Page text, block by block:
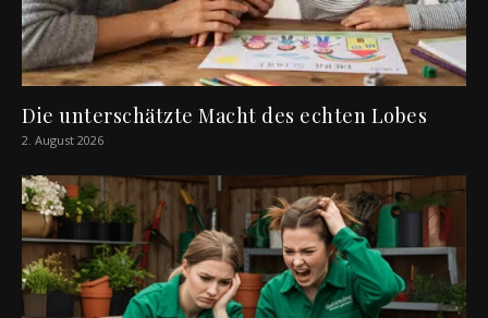
Die unterschätzte Macht des echten Lobes
2. August 2026